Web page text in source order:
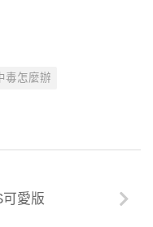
毒怎麼辦
愛版